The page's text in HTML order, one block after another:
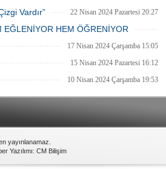
Vardır” 22 Nisan 2024 Pazartesi 20:27
EĞLENİYOR HEM ÖĞRENİYOR
20 Nisan 2024 Cumartesi 15:26
17 Nisan 2024 Çarşamba 15:05
15 Nisan 2024 Pazartesi 16:12
10 Nisan 2024 Çarşamba 19:53
yayınlanamaz.
Yazılımı: CM Bilişim